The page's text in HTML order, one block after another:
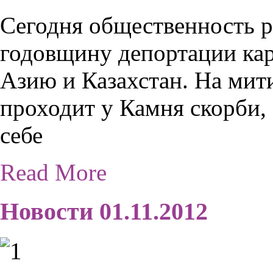
Сегодня общественность
годовщину депортации
Азию и Казахстан. На
проходит у Камня скорби,
себе
Read More
Новости 01.11.2012